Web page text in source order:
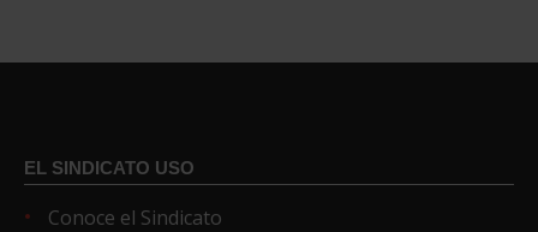
EL SINDICATO USO
Conoce el Sindicato